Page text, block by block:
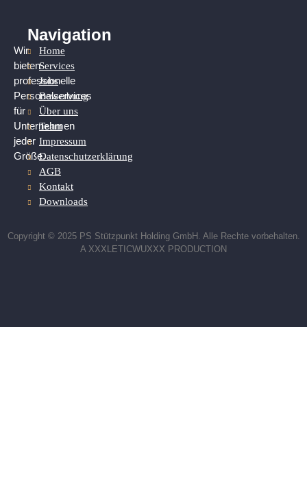
Wir
bieten
professionelle
Personalservices
für
Unternehmen
jeder
Größe.
Navigation
Home
Services
Jobs
Bewerbung
Über uns
Team
Impressum
Datenschutzerklärung
AGB
Kontakt
Downloads
Copyright © 2025 PS Stützpunkt Holding GmbH. Alle Rechte vorbehalten.
A XXXLETICWUXXX PRODUCTION